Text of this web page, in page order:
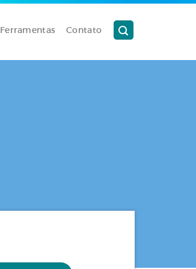
Ferramentas Contato